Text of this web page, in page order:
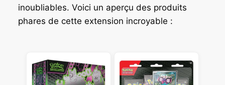
inoubliables. Voici un aperçu des produits
phares de cette extension incroyable :